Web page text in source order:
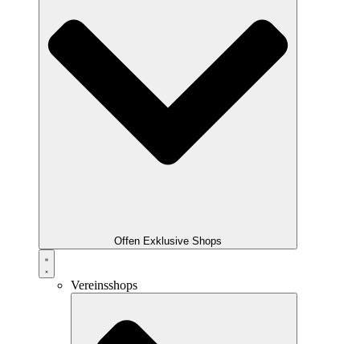
Offen Exklusive Shops
Vereinsshops